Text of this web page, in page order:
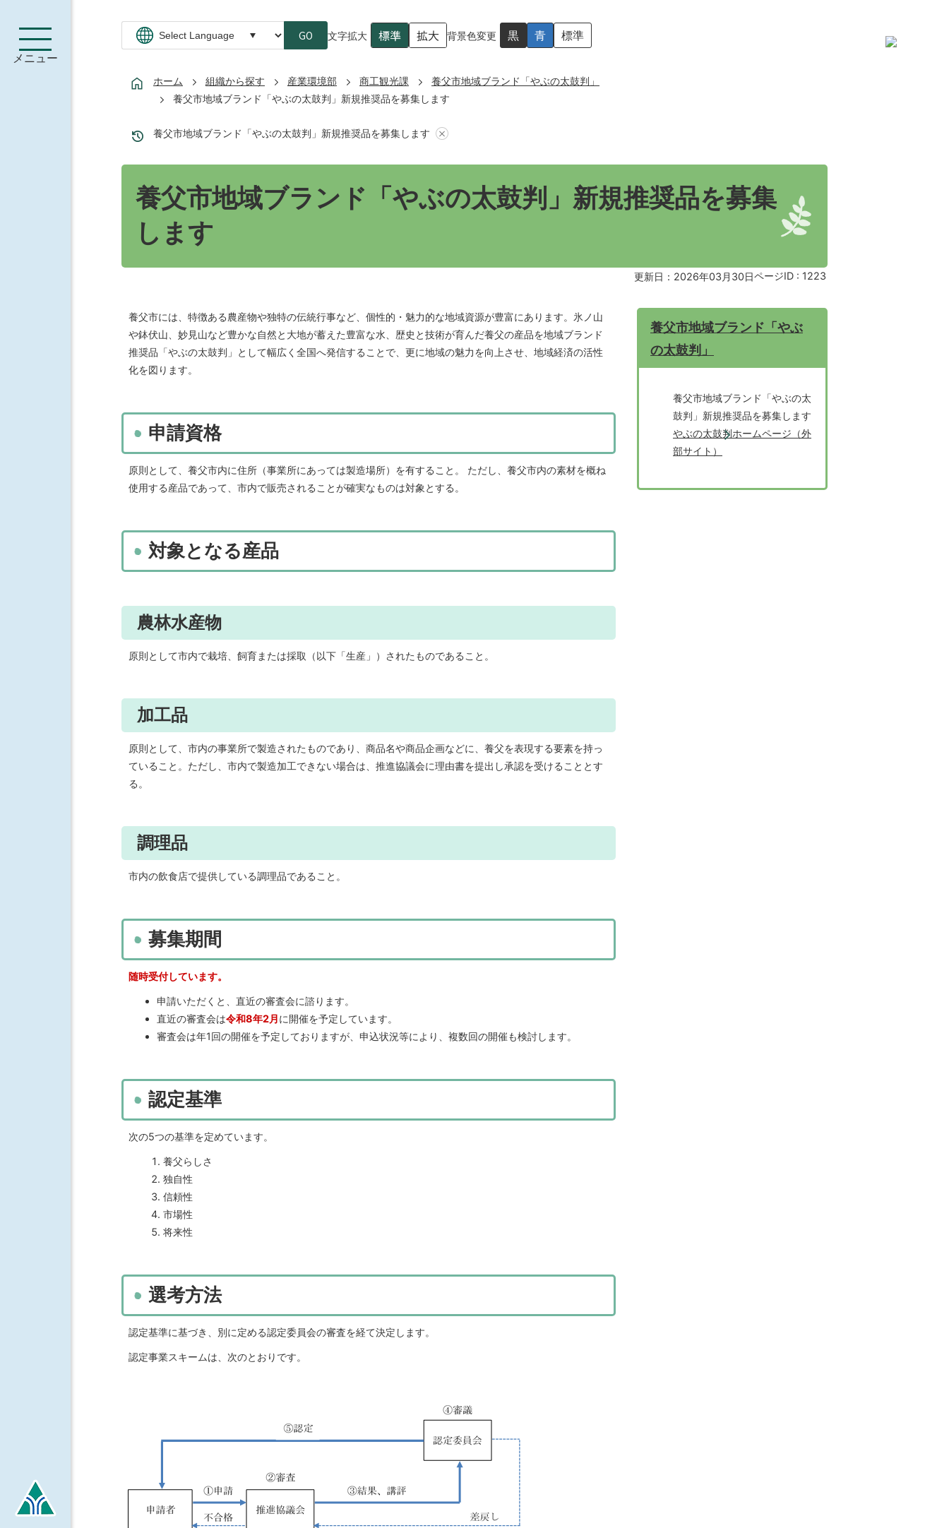
メニュー
GO 文字拡大 標準 拡大 背景色変更 黒 青 標準
ホーム 組織から探す 産業環境部 商工観光課
養父市地域ブランド「やぶの太鼓判」
養父市地域ブランド「やぶの太鼓判」新規推奨品を募集します
養父市地域ブランド「やぶの太鼓判」新規推奨品を募集します
養父市地域ブランド「やぶの太鼓判」新規推奨品を募集
します
更新日：2026年03月30日ページID : 1223
養父市には、特徴ある農産物や独特の伝統行事など、個性的・魅力的な地域資源が豊富にあります。氷ノ山
や鉢伏山、妙見山など豊かな自然と大地が蓄えた豊富な水、歴史と技術が育んだ養父の産品を地域ブランド
推奨品「やぶの太鼓判」として幅広く全国へ発信することで、更に地域の魅力を向上させ、地域経済の活性
化を図ります。
申請資格
原則として、養父市内に住所（事業所にあっては製造場所）を有すること。 ただし、養父市内の素材を概ね
使用する産品であって、市内で販売されることが確実なものは対象とする。
対象となる産品
農林水産物
原則として市内で栽培、飼育または採取（以下「生産」）されたものであること。
加工品
原則として、市内の事業所で製造されたものであり、商品名や商品企画などに、養父を表現する要素を持っ
ていること。ただし、市内で製造加工できない場合は、推進協議会に理由書を提出し承認を受けることとす
る。
調理品
市内の飲食店で提供している調理品であること。
募集期間
随時受付しています。
申請いただくと、直近の審査会に諮ります。
直近の審査会は令和8年2月に開催を予定しています。
審査会は年1回の開催を予定しておりますが、申込状況等により、複数回の開催も検討します。
認定基準
次の5つの基準を定めています。
養父らしさ
独自性
信頼性
市場性
将来性
選考方法
認定基準に基づき、別に定める認定委員会の審査を経て決定します。
認定事業スキームは、次のとおりです。
養父市地域ブランド「やぶ
の太鼓判」
養父市地域ブランド「やぶの太
鼓判」新規推奨品を募集します
やぶの太鼓判ホームページ（外
部サイト）